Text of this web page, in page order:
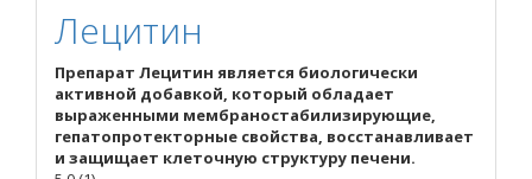
Лецитин
Препарат Лецитин является биологически
активной добавкой, который обладает
выраженными мембраностабилизирующие,
гепатопротекторные свойства, восстанавливает
и защищает клеточную структуру печени.